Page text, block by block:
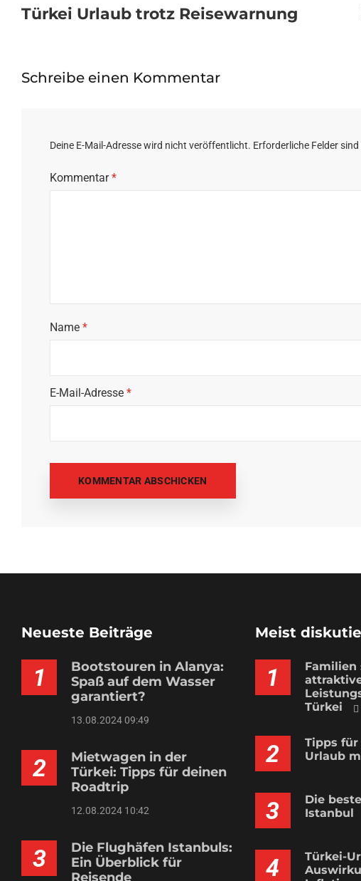
Türkei Urlaub trotz Reisewarnung
Schreibe einen Kommentar
Deine E-Mail-Adresse wird nicht veröffentlicht. Erforderliche Felder sind
Kommentar*
Name *
E-Mail-Adresse *
Neueste Beiträge
1
Bootstouren in Alanya:
Spaß auf dem Wasser
garantiert?
13.08.2024 09:49
2
Mietwagen in der
Türkei: Tipps für deinen
Roadtrip
12.08.2024 10:42
3
Die Flughäfen Istanbuls:
Ein Überblick für
Reisende
Meist
1
Familien
Türkei
2
Tipps für
Urlaub
3
Die
Istanbul
4
Türkei-